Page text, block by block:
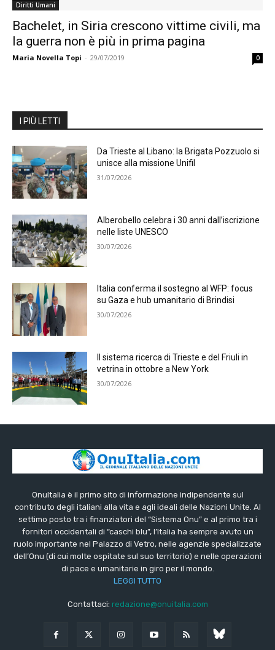
Diritti Umani
Bachelet, in Siria crescono vittime civili, ma
la guerra non è più in prima pagina
Maria Novella Topi - 29/07/2019 0
I PIÙ LETTI
Da Trieste al Libano: la Brigata Pozzuolo si
unisce alla missione Unifil
31/07/2026
Alberobello celebra i 30 anni dall’iscrizione
nelle liste UNESCO
30/07/2026
Italia conferma il sostegno al WFP: focus
su Gaza e hub umanitario di Brindisi
30/07/2026
Il sistema ricerca di Trieste e del Friuli in
vetrina in ottobre a New York
30/07/2026
OnuItalia è il primo sito di informazione indipendente sul
contributo degli italiani alla vita e agli ideali delle Nazioni Unite. Al
settimo posto tra i finanziatori del “Sistema Onu” e al primo tra i
fornitori occidentali di “caschi blu”, l’Italia ha sempre avuto un
ruolo importante nel Palazzo di Vetro, nelle agenzie specializzate
dell’Onu (di cui molte ospitate sul suo territorio) e nelle operazioni
di pace e umanitarie in giro per il mondo.
LEGGI TUTTO
Contattaci: redazione@onuitalia.com